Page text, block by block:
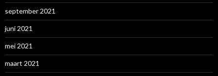
september 2021
juni 2021
mei 2021
maart 2021